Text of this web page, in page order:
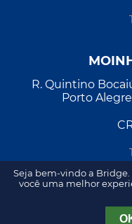
Tirar
R. Quintino
Porto
Seja bem-vindo a Bridge.
você uma melhor